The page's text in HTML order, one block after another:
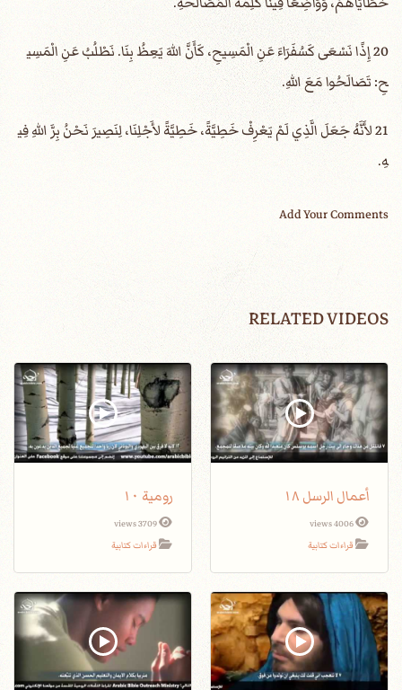
20 إِذًا نَسْعَى كَسُفَرَاءَ عَنِ الْمَسِيحِ، كَأَنَّ اللهَ يَعِظُ بِنَا. نَطْلُبُ عَنِ الْمَسِي
حِ: تَصَالَحُوا مَعَ اللهِ.
21 لأَنَّهُ جَعَلَ الَّذِي لَمْ يَعْرِفْ خَطِيَّةً، خَطِيَّةً لأَجْلِنَا، لِنَصِيرَ نَحْنُ بِرَّ اللهِ فِي
هِ.
Add Your Comments
RELATED VIDEOS
أعمال الرسل ١٨
4006 views
قراءات كتابية
رومية ١٠
3709 views
قراءات كتابية